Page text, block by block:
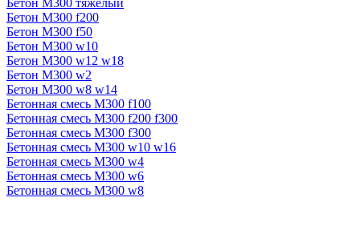
Бетон М300 тяжелый
Бетон М300 f200
Бетон М300 f50
Бетон М300 w10
Бетон М300 w12 w18
Бетон М300 w2
Бетон М300 w8 w14
Бетонная смесь М300 f100
Бетонная смесь М300 f200 f300
Бетонная смесь М300 f300
Бетонная смесь М300 w10 w16
Бетонная смесь М300 w4
Бетонная смесь М300 w6
Бетонная смесь М300 w8